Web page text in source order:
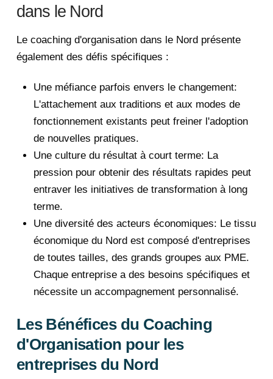
dans le Nord
Le coaching d'organisation dans le Nord présente
également des défis spécifiques :
Une méfiance parfois envers le changement:
L'attachement aux traditions et aux modes de
fonctionnement existants peut freiner l'adoption
de nouvelles pratiques.
Une culture du résultat à court terme: La
pression pour obtenir des résultats rapides peut
entraver les initiatives de transformation à long
terme.
Une diversité des acteurs économiques: Le tissu
économique du Nord est composé d'entreprises
de toutes tailles, des grands groupes aux PME.
Chaque entreprise a des besoins spécifiques et
nécessite un accompagnement personnalisé.
Les Bénéfices du Coaching
d'Organisation pour les
entreprises du Nord